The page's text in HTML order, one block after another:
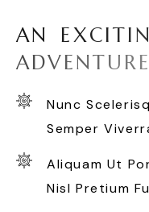
AN EXCITIN
ADVENTURE
Nunc
Semper
Aliquam Ut
Nisl Pretium